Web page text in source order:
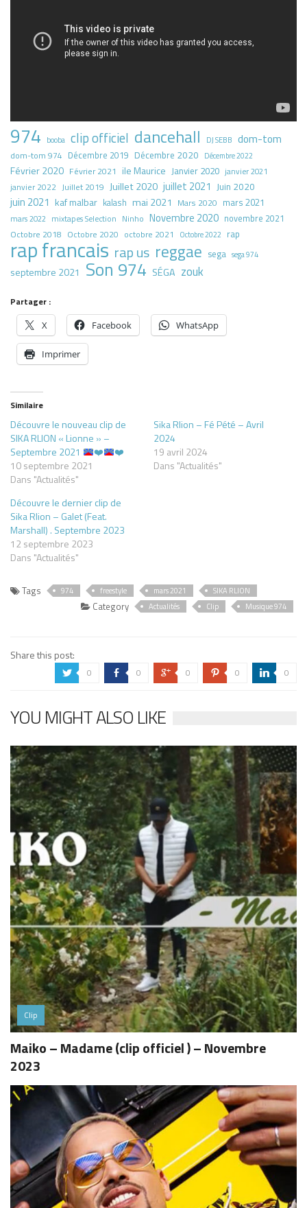
974 booba clip officiel dancehall DJ SEBB dom-tom
dom-tom 974 Décembre 2019 Décembre 2020 Décembre 2022
Février 2020 Février 2021 ile Maurice Janvier 2020 janvier 2021
janvier 2022 Juillet 2019 Juillet 2020 juillet 2021 Juin 2020
juin 2021 kaf malbar kalash mai 2021 Mars 2020 mars 2021
mars 2022 mixtapes Selection Ninho Novembre 2020 novembre 2021
Octobre 2018 Octobre 2020 octobre 2021 Octobre 2022 rap
rap francais rap us reggae sega sega 974
septembre 2021 Son 974 SÉGA zouk
Partager :
X Facebook WhatsApp
Imprimer
Similaire
Découvre le nouveau clip de
SIKA RLION « Lionne » –
Septembre 2021
❤️
❤️
10 septembre 2021
Dans "Actualités"
Sika Rlion – Fé Pété – Avril
2024
19 avril 2024
Dans "Actualités"
Découvre le dernier clip de
Sika Rlion – Galet (Feat.
Marshall) . Septembre 2023
12 septembre 2023
Dans "Actualités"
Tags 974 freestyle mars 2021 SIKA RLION
Category Actualités Clip Musique 974
Share this post:
a 0 b 0 c 0 d 0 j 0
YOU MIGHT ALSO LIKE
Clip
Maiko – Madame (clip officiel ) – Novembre
2023